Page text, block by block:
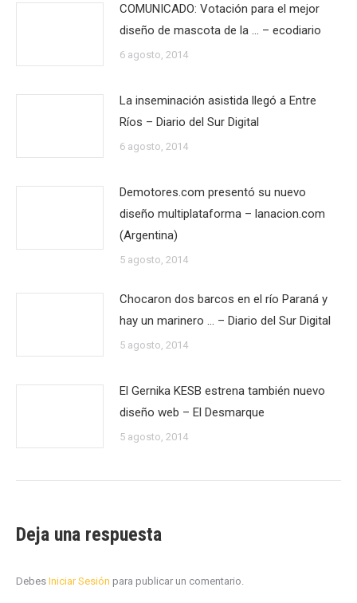
COMUNICADO: Votación para el mejor
diseño de mascota de la … – ecodiario
6 agosto, 2014
La inseminación asistida llegó a Entre
Ríos – Diario del Sur Digital
6 agosto, 2014
Demotores.com presentó su nuevo
diseño multiplataforma – lanacion.com
(Argentina)
5 agosto, 2014
Chocaron dos barcos en el río Paraná y
hay un marinero … – Diario del Sur Digital
5 agosto, 2014
El Gernika KESB estrena también nuevo
diseño web – El Desmarque
5 agosto, 2014
Deja una respuesta
Debes Iniciar Sesión para publicar un comentario.